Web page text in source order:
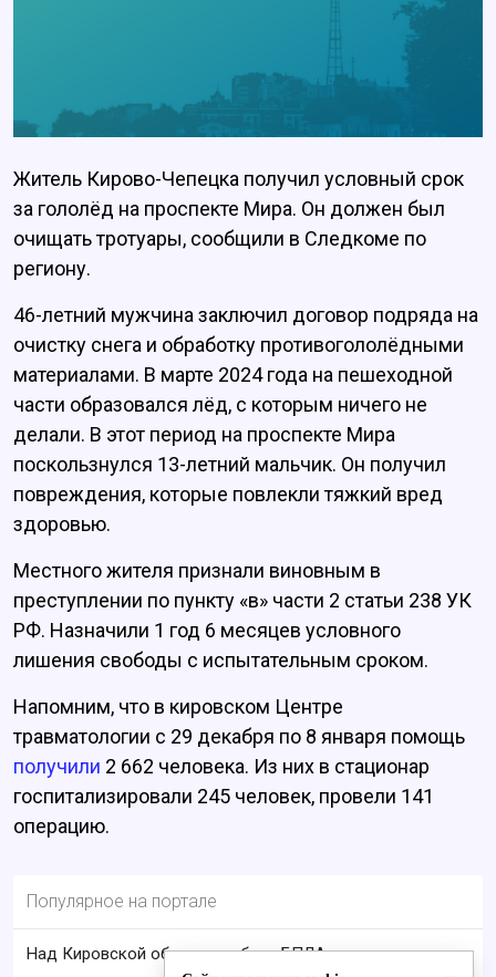
Житель Кирово-Чепецка получил условный срок
за гололёд на проспекте Мира. Он должен был
очищать тротуары, сообщили в Следкоме по
региону.
46-летний мужчина заключил договор подряда на
очистку снега и обработку противогололёдными
материалами. В марте 2024 года на пешеходной
части образовался лёд, с которым ничего не
делали. В этот период на проспекте Мира
поскользнулся 13-летний мальчик. Он получил
повреждения, которые повлекли тяжкий вред
здоровью.
Местного жителя признали виновным в
преступлении по пункту «в» части 2 статьи 238 УК
РФ. Назначили 1 год 6 месяцев условного
лишения свободы с испытательным сроком.
Напомним, что в кировском Центре
травматологии с 29 декабря по 8 января помощь
получили 2 662 человека. Из них в стационар
госпитализировали 245 человек, провели 141
операцию.
Популярное на портале
Над Кировской областью сбили БПЛА